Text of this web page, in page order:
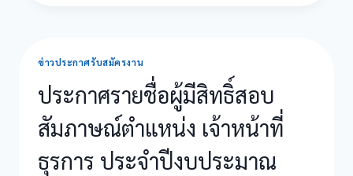
สมัคร
อัตรา
1
อัตรา!
ข่าวประกาศรับสมัครงาน
ประกาศรายชื่อผู้มีสิทธิ์สอบ
สัมภาษณ์ตำแหน่ง เจ้าหน้าที่
ธุรการ ประจำปีงบประมาณ